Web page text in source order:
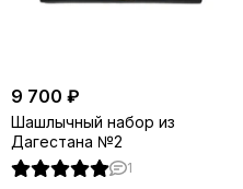
9 700 ₽
Шашлычный набор из
Дагестана №2
1